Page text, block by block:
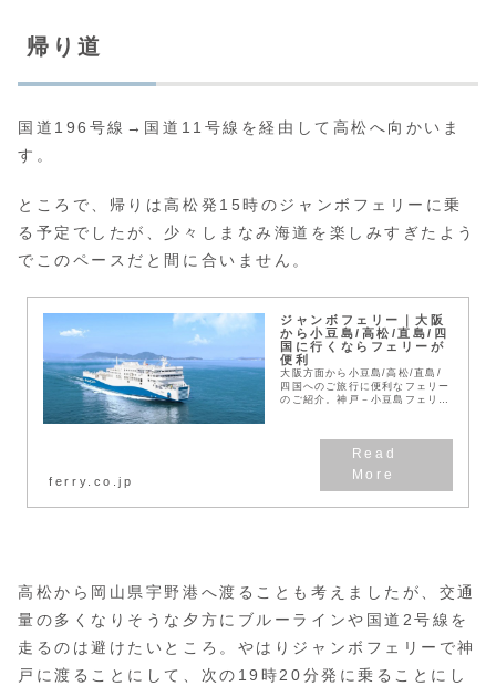
帰り道
国道196号線→国道11号線を経由して高松へ向かいま
す。
ところで、帰りは高松発15時のジャンボフェリーに乗
る予定でしたが、少々しまなみ海道を楽しみすぎたよう
でこのペースだと間に合いません。
ジャンボフェリー｜大阪
から小豆島/高松/直島/四
国に行くならフェリーが
便利
大阪方面から小豆島/高松/直島/
四国へのご旅行に便利なフェリー
のご紹介。神戸－小豆島フェリ
表・料金・のりば・割引情報や、
高速バスとのセット券や...
ferry.co.jp
高松から岡山県宇野港へ渡ることも考えましたが、交通
量の多くなりそうな夕方にブルーラインや国道2号線を
走るのは避けたいところ。やはりジャンボフェリーで神
戸に渡ることにして、次の19時20分発に乗ることにし